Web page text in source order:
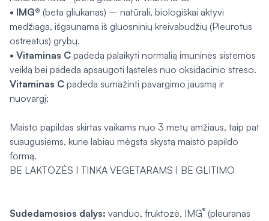
• IMG® (beta gliukanas) – natūrali, biologiškai aktyvi
medžiaga, išgaunama iš gluosninių kreivabudžių (Pleurotus
ostreatus) grybų.
• Vitaminas C padeda palaikyti normalią imuninės sistemos
veiklą bei padeda apsaugoti ląsteles nuo oksidacinio streso.
Vitaminas C padeda sumažinti pavargimo jausmą ir
nuovargį;
Maisto papildas skirtas vaikams nuo 3 metų amžiaus, taip pat
suaugusiems, kurie labiau mėgsta skystą maisto papildo
formą.
BE LAKTOZĖS | TINKA VEGETARAMS | BE GLITIMO
Sudedamosios dalys: vanduo, fruktozė, IMG® (pleuranas